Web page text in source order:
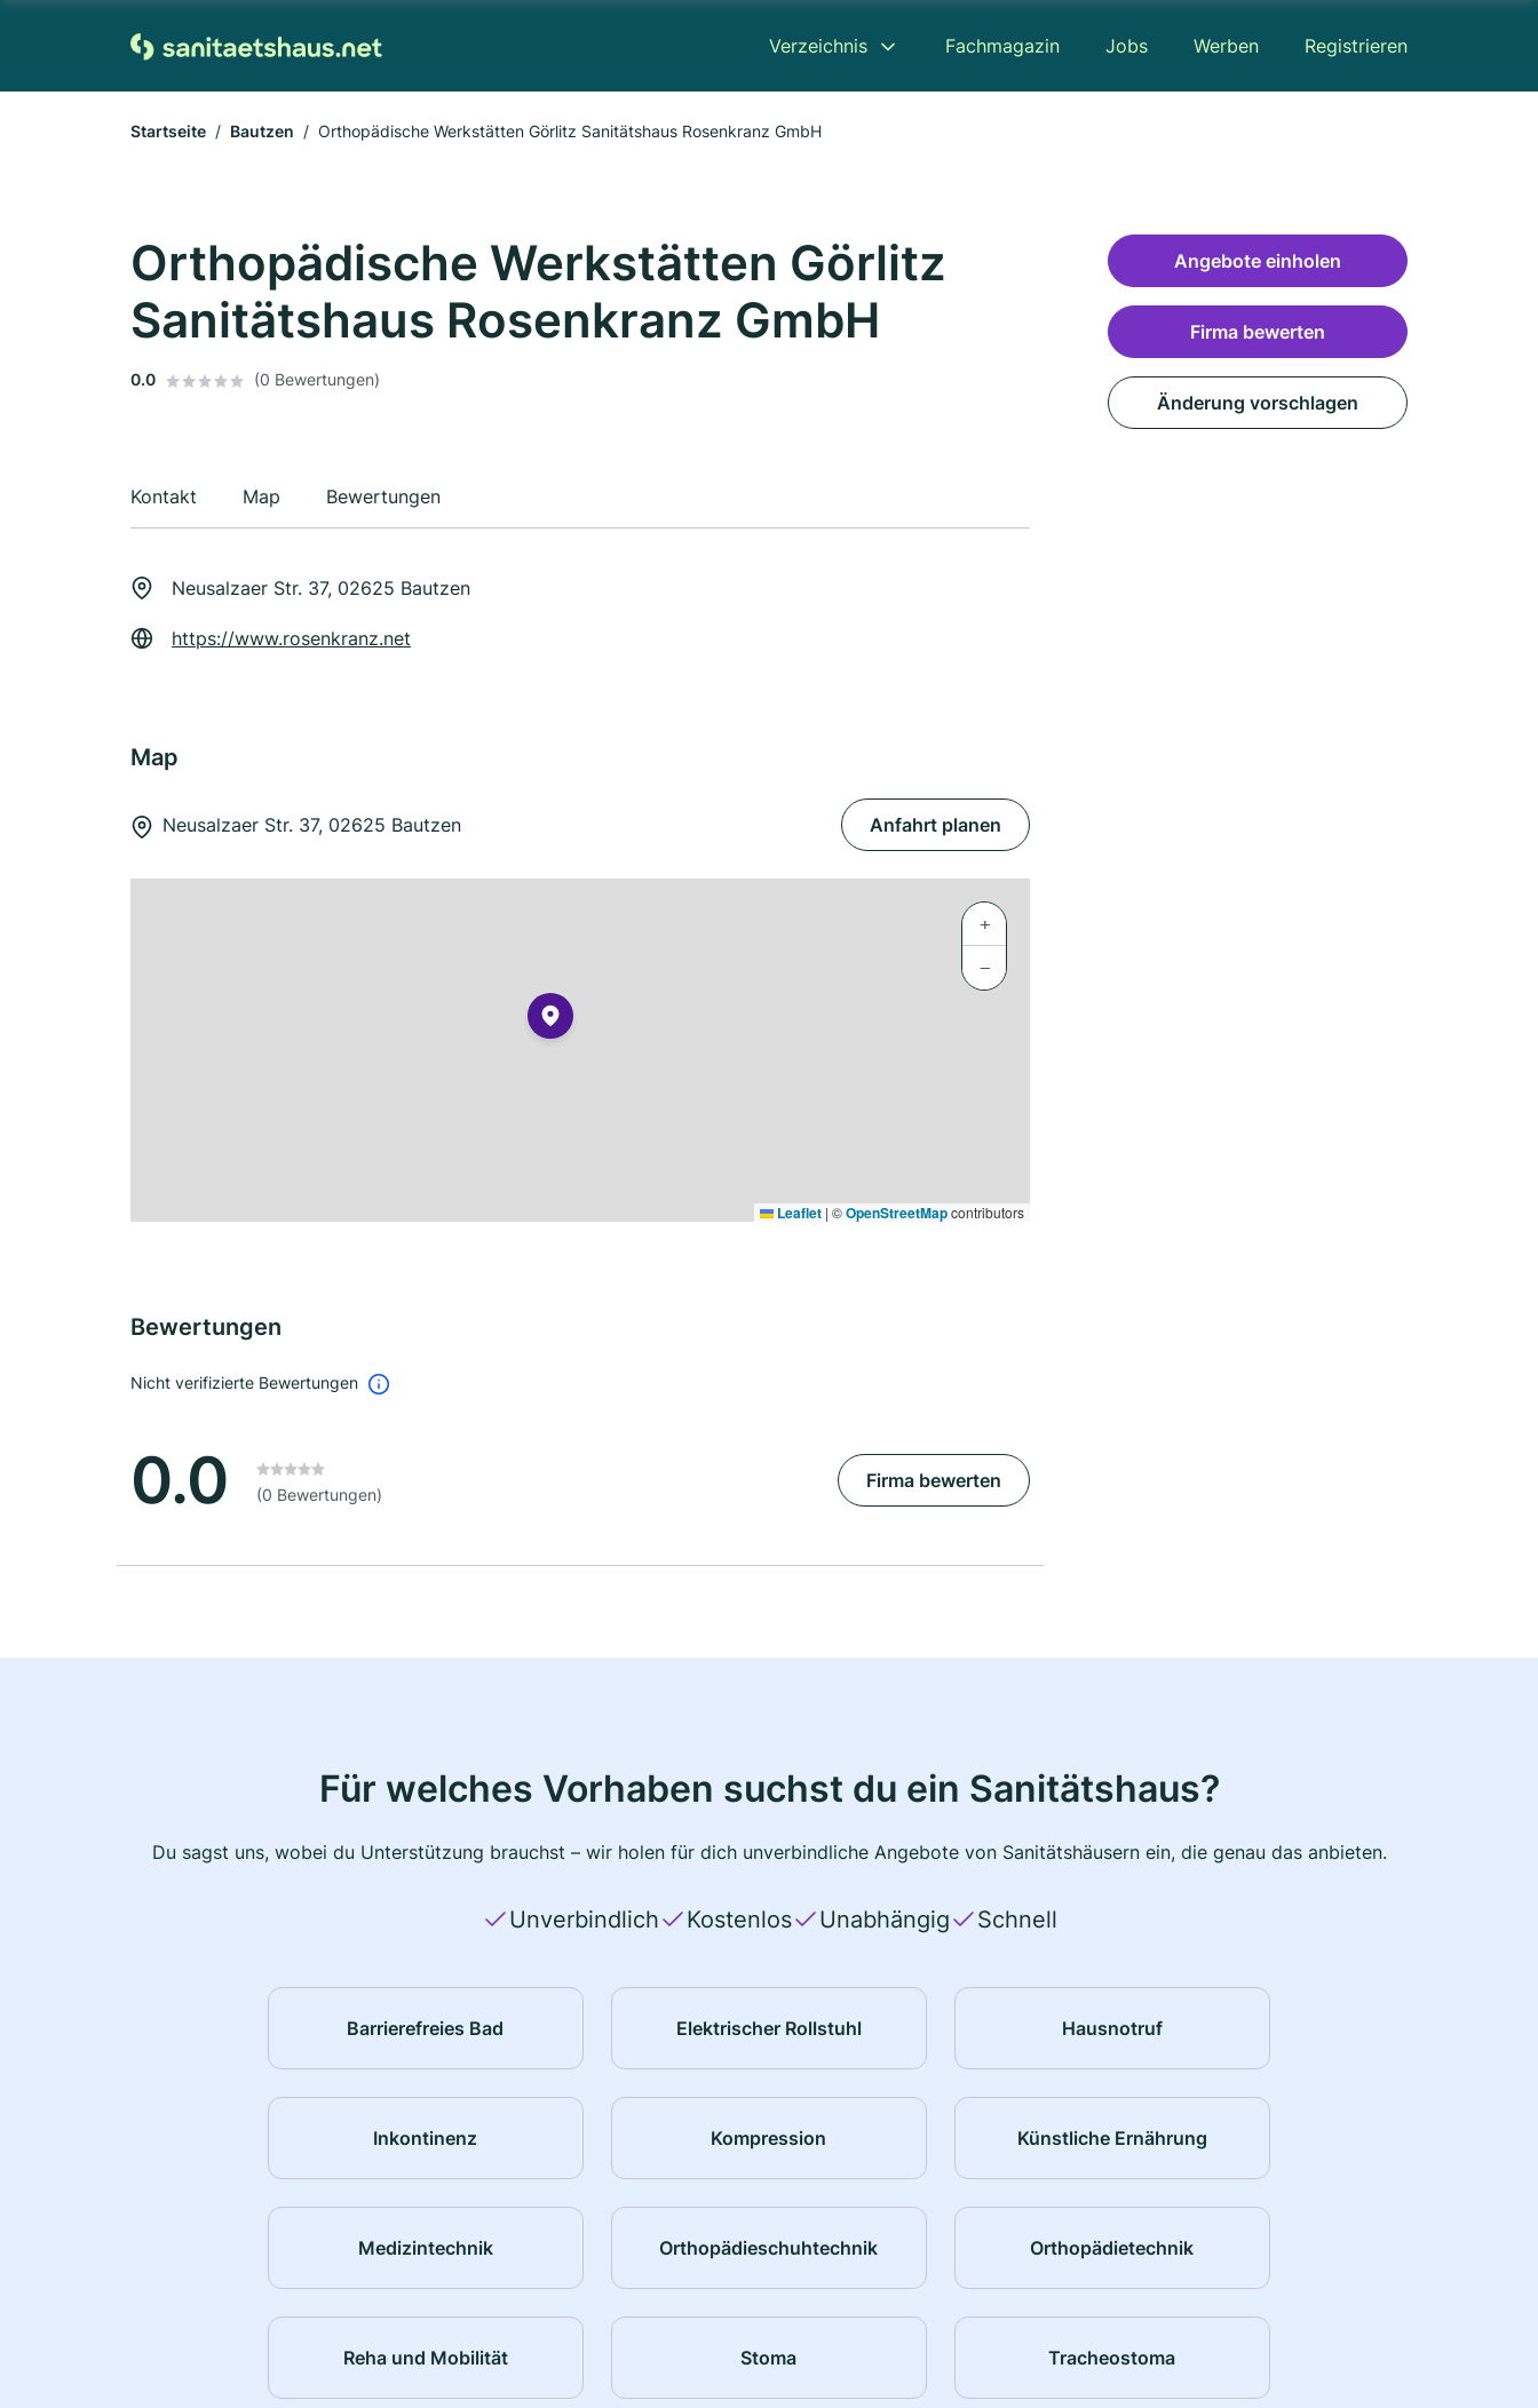
Verzeichnis Fachmagazin Jobs Werben Registrieren
Startseite Bautzen Orthopädische Werkstätten Görlitz Sanitätshaus Rosenkranz GmbH
Orthopädische Werkstätten Görlitz
Sanitätshaus Rosenkranz GmbH
0.0 (0 Bewertungen)
Kontakt Map Bewertungen
Neusalzaer Str. 37, 02625 Bautzen
https://www.rosenkranz.net
Map
Neusalzaer Str. 37, 02625 Bautzen Anfahrt planen
+
−
Leaflet | ©OpenStreetMapcontributors
Bewertungen
Nicht verifizierte Bewertungen
0.0 (0 Bewertungen)
Firma bewerten
Angebote einholen
Firma bewerten
Änderung vorschlagen
Für welches Vorhaben suchst du ein Sanitätshaus?
Du sagst uns, wobei du Unterstützung brauchst – wir holen für dich unverbindliche Angebote von Sanitätshäusern ein, die genau das anbieten.
Unverbindlich Kostenlos Unabhängig Schnell
Barrierefreies Bad Elektrischer Rollstuhl Hausnotruf
Inkontinenz Kompression Künstliche Ernährung
Medizintechnik Orthopädieschuhtechnik Orthopädietechnik
Reha und Mobilität Stoma Tracheostoma